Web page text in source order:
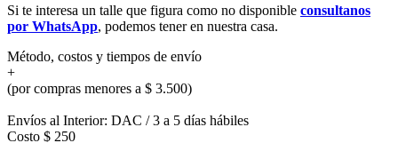
Si te interesa un talle que figura como no disponible consultanos
por WhatsApp, podemos tener en nuestra casa.
Método, costos y tiempos de envío
+
(por compras menores a $ 3.500)
Envíos al Interior: DAC / 3 a 5 días hábiles
Costo $ 250